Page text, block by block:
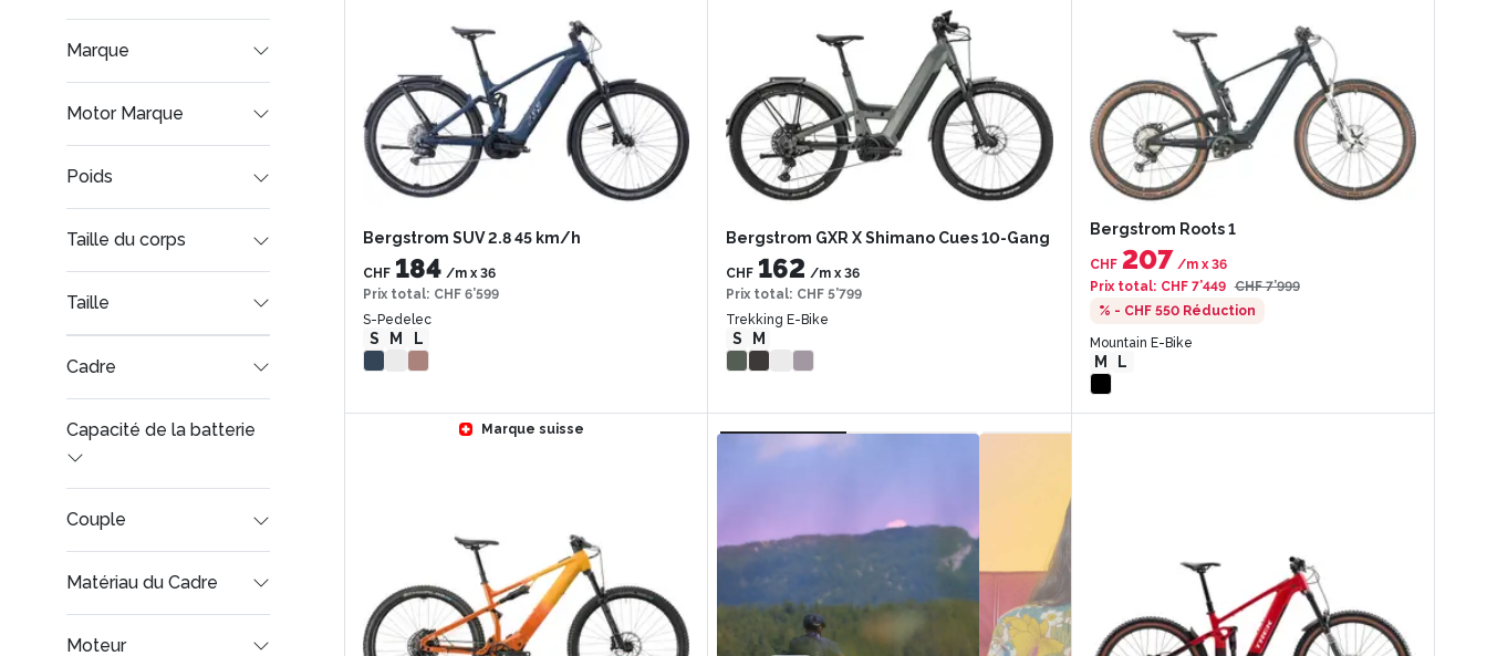
Marque
Motor Marque
Poids
Taille du corps
Taille
Cadre
Capacité de la batterie
Couple
Matériau du Cadre
Moteur
Bergstrom SUV 2.8 45 km/h
CHF 184 /m x 36
Prix total: CHF 6’599
S-Pedelec
S M L
Bergstrom GXR X Shimano Cues 10-Gang
CHF 162 /m x36
Prix total: CHF 5’799
Trekking E-Bike
S M
Bergstrom Roots 1
CHF 207 /mx 36
Prix total: CHF 7’449 CHF 7’999
% - CHF 550 Réduction
Mountain E-Bike
M L
Marque suisse